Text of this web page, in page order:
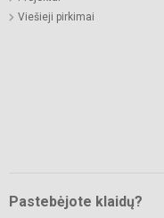
Viešieji pirkimai
Pastebėjote klaidų?